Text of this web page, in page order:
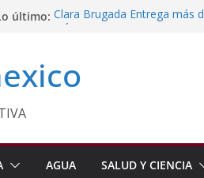
último: Clara Brugada Entrega más
Chimalhuacán
Sheinbaum Entrega
y Perú
AGUA SALUD Y CIENCIA